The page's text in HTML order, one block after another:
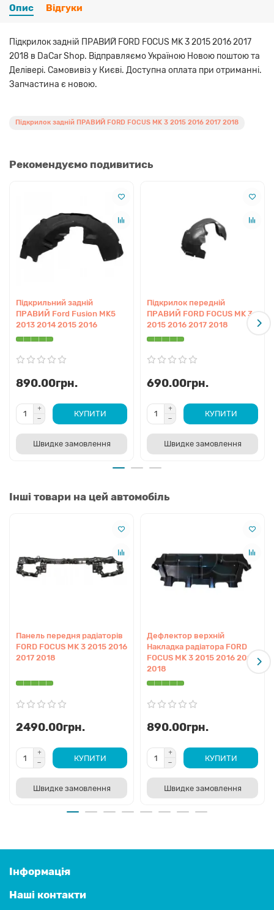
Опис Відгуки
Підкрилок задній ПРАВИЙ FORD FOCUS MK 3 2015 2016 2017
2018 в DaCar Shop. Відправляємо Україною Новою поштою та
Делівері. Самовивіз у Києві. Доступна оплата при отриманні.
Запчастина є новою.
Підкрилок задній ПРАВИЙ FORD FOCUS MK 3 2015 2016 2017 2018
Рекомендуємо подивитись
Підкрильний задній
ПРАВИЙ Ford Fusion MK5
2013 2014 2015 2016
890.00грн.
КУПИТИ
Швидке замовлення
Підкрилок передній
ПРАВИЙ FORD FOCUS MK 3
2015 2016 2017 2018
690.00грн.
КУПИТИ
Швидке замовлення
Інші товари на цей автомобіль
Панель передня радіаторів
FORD FOCUS MK 3 2015 2016
2017 2018
2490.00грн.
КУПИТИ
Швидке замовлення
Дефлектор верхній
Накладка радіатора FORD
FOCUS MK 3 2015 2016 2017
2018
890.00грн.
КУПИТИ
Швидке замовлення
Інформація
Наші контакти